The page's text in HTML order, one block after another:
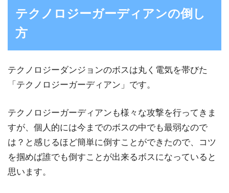
テクノロジーガーディアンの倒し
方
テクノロジーダンジョンのボスは丸く電気を帯びた
「テクノロジーガーディアン」です。
テクノロジーガーディアンも様々な攻撃を行ってきま
すが、個人的には今までのボスの中でも最弱なので
は？と感じるほど簡単に倒すことができたので、コツ
を掴めば誰でも倒すことが出来るボスになっていると
思います。